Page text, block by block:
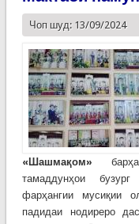
Чоп шуд: 13/09/2024
«Шашмақом»
тамаддунҳои
фарҳангии мусиқии
падидаи нодиреро